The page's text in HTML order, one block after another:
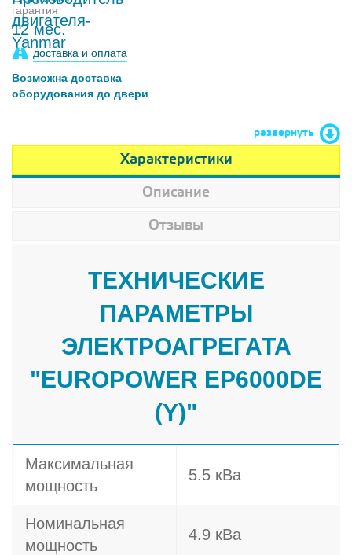
гарантия
12 мес.
доставка и оплата
Возможна доставка
оборудования до двери
развернуть
Характеристики
Описание
Отзывы
ТЕХНИЧЕСКИЕ
ПАРАМЕТРЫ
ЭЛЕКТРОАГРЕГАТА
"EUROPOWER EP6000DE
(Y)"
Максимальная
мощность
5.5 кВа
Номинальная
мощность
4.9 кВа